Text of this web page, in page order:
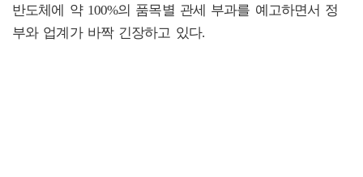
반도체에 약 100%의 품목별 관세 부과를 예고하면서 정
부와 업계가 바짝 긴장하고 있다.